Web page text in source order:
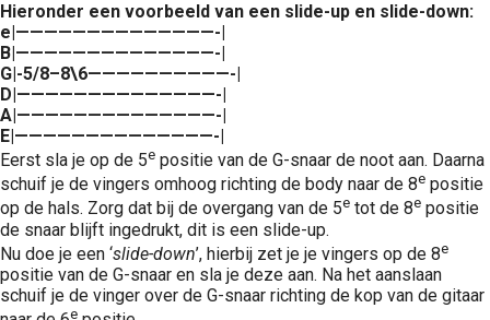
Hieronder een voorbeeld van een slide-up en slide-down:
e|——————————————-|
B|——————————————-|
G|-5/8–8\6——————————-|
D|——————————————-|
A|——————————————-|
E|——————————————-|
Eerst sla je op de 5e positie van de G-snaar de noot aan. Daarna
schuif je de vingers omhoog richting de body naar de 8e positie
op de hals. Zorg dat bij de overgang van de 5e tot de 8e positie
de snaar blijft ingedrukt, dit is een slide-up.
Nu doe je een ‘slide-down’, hierbij zet je je vingers op de 8e
positie van de G-snaar en sla je deze aan. Na het aanslaan
schuif je de vinger over de G-snaar richting de kop van de gitaar
e